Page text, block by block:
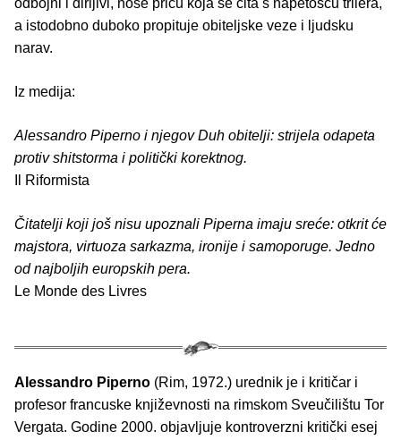
a istodobno duboko propituje obiteljske veze i ljudsku
narav.
Iz medija:
Alessandro Piperno i njegov Duh obitelji: strijela odapeta
protiv shitstorma i politički korektnog.
Il Riformista
Čitatelji koji još nisu upoznali Piperna imaju sreće: otkrit će
majstora, virtuoza sarkazma, ironije i samoporuge. Jedno
od najboljih europskih pera.
Le Monde des Livres
Alessandro Piperno (Rim, 1972.) urednik je i kritičar i
profesor francuske književnosti na rimskom Sveučilištu Tor
Vergata. Godine 2000. objavljuje kontroverzni kritički esej